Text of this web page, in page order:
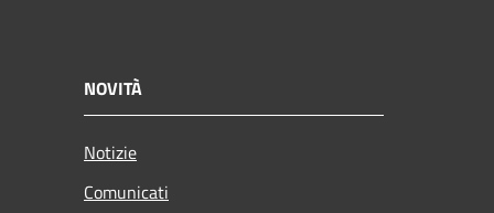
NOVITÀ
Notizie
Comunicati